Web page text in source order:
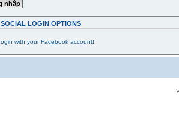
SOCIAL LOGIN OPTIONS